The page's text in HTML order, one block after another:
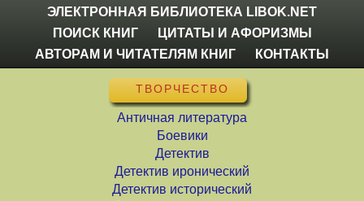
ЭЛЕКТРОННАЯ БИБЛИОТЕКА LIBOK.NET
ПОИСК КНИГ
ЦИТАТЫ И АФОРИЗМЫ
АВТОРАМ И ЧИТАТЕЛЯМ КНИГ
КОНТАКТЫ
ТВОРЧЕСТВО
Античная литература
Боевики
Детектив
Детектив иронический
Детектив исторический